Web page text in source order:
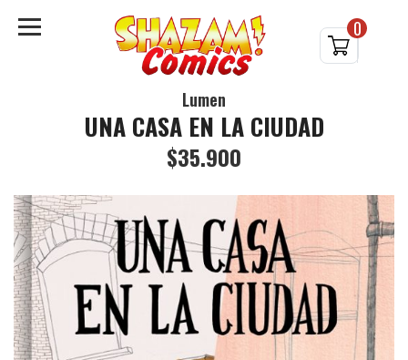
0
Lumen
UNA CASA EN LA CIUDAD
$35.900